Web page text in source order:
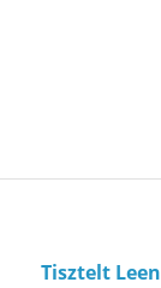
Tisztelt